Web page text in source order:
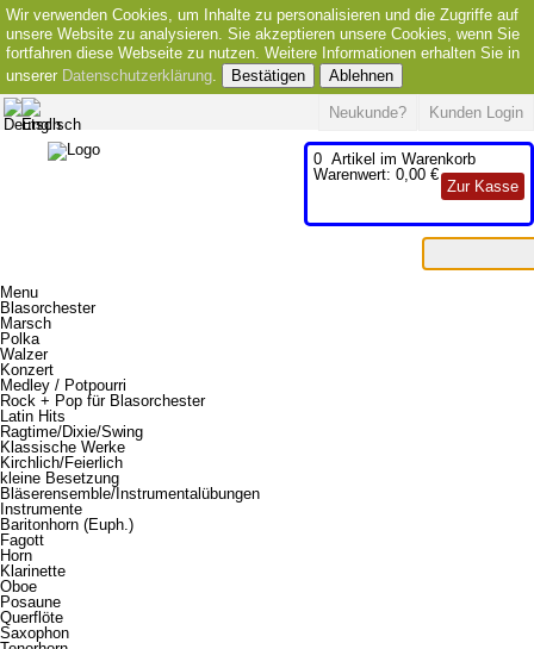
Wir verwenden Cookies, um Inhalte zu personalisieren und die Zugriffe auf
unsere Website zu analysieren. Sie akzeptieren unsere Cookies, wenn Sie
fortfahren diese Webseite zu nutzen. Weitere Informationen erhalten Sie in
unserer Datenschutzerklärung. Bestätigen Ablehnen
Kunden Login
Neukunde?
0 Artikel im Warenkorb
Warenwert: 0,00 €
Zur Kasse
Menu
Blasorchester
Marsch
Polka
Walzer
Konzert
Medley / Potpourri
Rock + Pop für Blasorchester
Latin Hits
Ragtime/Dixie/Swing
Klassische Werke
Kirchlich/Feierlich
kleine Besetzung
Bläserensemble/Instrumentalübungen
Instrumente
Baritonhorn (Euph.)
Fagott
Horn
Klarinette
Oboe
Posaune
Querflöte
Saxophon